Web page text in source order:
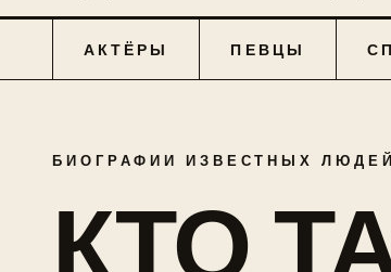
АКТЁРЫ ПЕВЦЫ
БИОГРАФИИ ИЗВЕСТНЫХ ЛЮДЕЙ
КТО